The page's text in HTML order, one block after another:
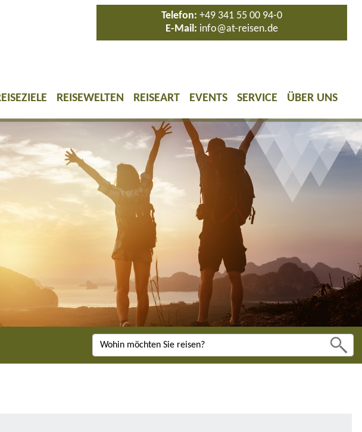
Telefon: +49 341 55 00 94-0
E-Mail: info@at-reisen.de
REISEWELTEN REISEART EVENTS SERVICE ÜBER UNS